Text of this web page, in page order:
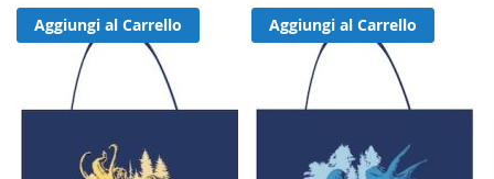
Aggiungi al Carrello Aggiungi al Carrello